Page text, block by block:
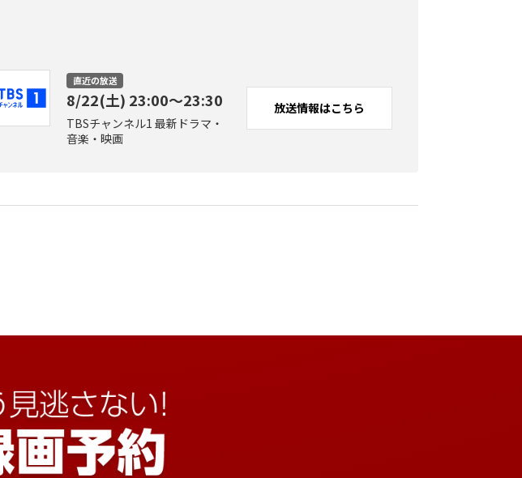
直近の放送
8/22(土) 23:00〜23:30
TBSチャンネル1 最新ドラマ・
音楽・映画
放送情報はこちら